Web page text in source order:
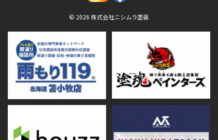
© 2026 株式会社ニシムラ塗装